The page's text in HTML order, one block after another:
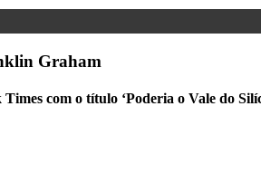
Graham
com o título ‘Poderia o Vale do